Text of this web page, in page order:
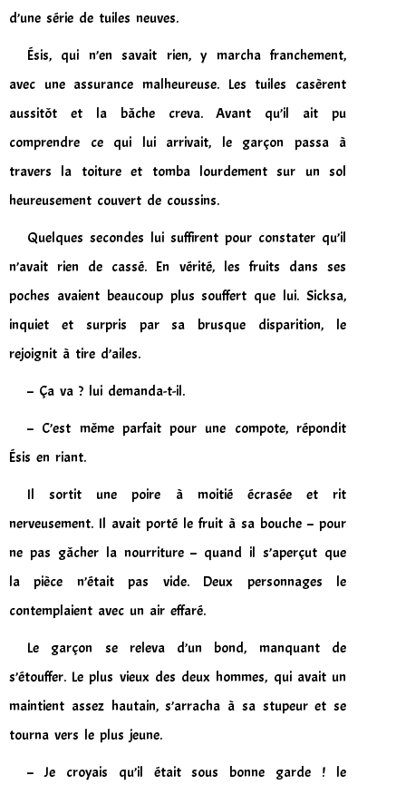
d’une série de tuiles neuves.
Ésis, qui n’en savait rien, y marcha franchement,
avec une assurance malheureuse. Les tuiles casèrent
aussitôt et la bâche creva. Avant qu’il ait pu
comprendre ce qui lui arrivait, le garçon passa à
travers la toiture et tomba lourdement sur un sol
heureusement couvert de coussins.
Quelques secondes lui suffirent pour constater qu’il
n’avait rien de cassé. En vérité, les fruits dans ses
poches avaient beaucoup plus souffert que lui. Sicksa,
inquiet et surpris par sa brusque disparition, le
rejoignit à tire d’ailes.
– Ça va ? lui demanda-t-il.
– C’est même parfait pour une compote, répondit
Ésis en riant.
Il sortit une poire à moitié écrasée et rit
nerveusement. Il avait porté le fruit à sa bouche – pour
ne pas gâcher la nourriture – quand il s’aperçut que
la pièce n’était pas vide. Deux personnages le
contemplaient avec un air effaré.
Le garçon se releva d’un bond, manquant de
s’étouffer. Le plus vieux des deux hommes, qui avait un
maintient assez hautain, s’arracha à sa stupeur et se
tourna vers le plus jeune.
– Je croyais qu’il était sous bonne garde ! le